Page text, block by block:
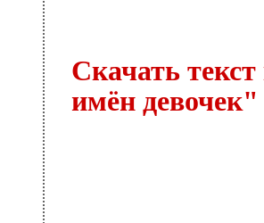
Скачать
имён